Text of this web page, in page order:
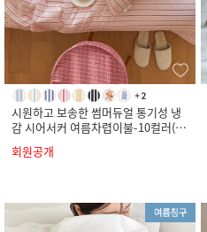
시원하고 보송한 썸머듀얼 통기성 냉
감 시어서커 여름차렵이불-10컬러(S
S/Q/K)
회원공개